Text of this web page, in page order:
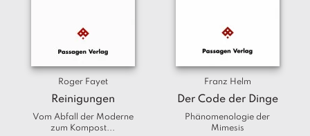
Roger Fayet
Reinigungen
Vom Abfall der Moderne
zum Kompost...
Franz Helm
Der Code der Dinge
Phänomenologie der
Mimesis